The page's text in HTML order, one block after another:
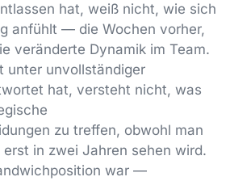
hat, weiß nicht, wie sich
anfühlt — die Wochen vorher,
veränderte Dynamik im Team.
unter unvollständiger
hat, versteht nicht, was
zu treffen, obwohl man
erst in zwei Jahren sehen wird.
war —